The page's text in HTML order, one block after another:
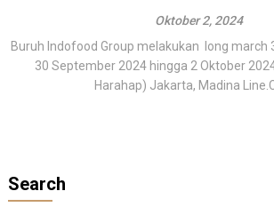
Oktober 2, 2024
Buruh Indofood Group melakukan long march
30 September 2024 hingga 2 Oktober
Harahap) Jakarta, Madina
Search